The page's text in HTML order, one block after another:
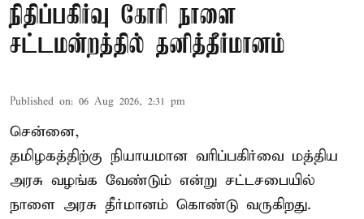
நிதிப்பகிர்வு கோரி நாளை
சட்டமன்றத்தில் தனித்தீர்மானம்
Published on: 06 Aug 2026, 2:31 pm
சென்னை,
தமிழகத்திற்கு நியாயமான வரிப்பகிர்வை மத்திய
அரசு வழங்க வேண்டும் என்று சட்டசபையில்
நாளை அரசு தீர்மானம் கொண்டு வருகிறது.